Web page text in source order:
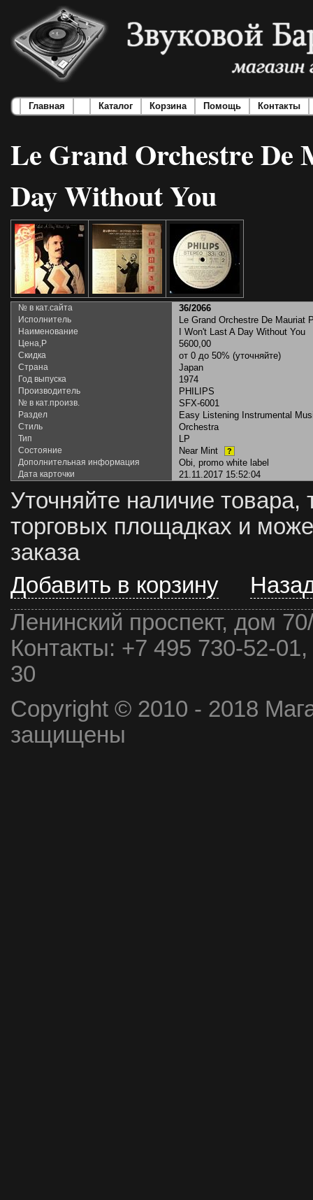
Главная Каталог Корзина Помощь Контакты
Le Grand Orchestre
Day Without You
№ в кат.сайта 36/2066
Исполнитель Le Grand Orchestre De Mauriat
Наименование I Won't Last A Day Without You
Цена,Р 5600,00
Скидка от 0 до 50% (уточняйте)
Страна Japan
Год выпуска 1974
Производитель PHILIPS
№ в кат.произв. SFX-6001
Раздел Easy Listening Instrumental
Стиль Orchestra
Тип LP
Состояние Near Mint ?
Дополнительная информация Obi, promo white label
Дата карточки 21.11.2017 15:52:04
Уточняйте наличие товара,
торговых площадках и
заказа
Добавить в корзину
Ленинский проспект, дом
Контакты: +7 495 730-52-
30
Copyright © 2010 - 2018
защищены